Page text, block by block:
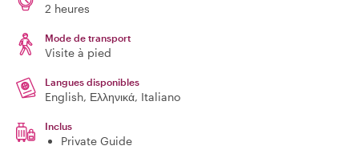
2 heures
Mode de transport
Visite à pied
Langues disponibles
English, Ελληνικά, Italiano
Inclus
Private Guide